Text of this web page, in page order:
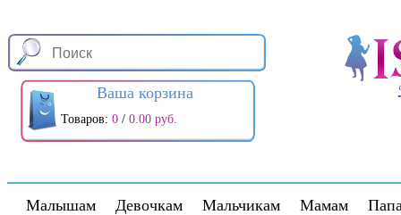
Ваша корзина
Товаров: 0 / 0.00 руб.
Малышам Девочкам Мальчикам Мамам